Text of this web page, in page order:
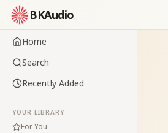
BKAudio
Home
Search
Recently Added
YOUR LIBRARY
For You